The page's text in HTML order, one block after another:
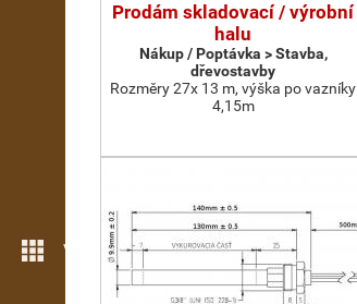
Více možností
Prodám skladovací / výrobní
halu
Nákup / Poptávka > Stavba,
dřevostavby
Rozměry 27x 13 m, výška po vazníky
4,15m